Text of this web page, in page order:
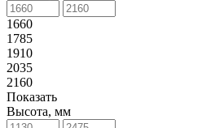
1660
1785
1910
2035
2160
Показать
Высота, мм